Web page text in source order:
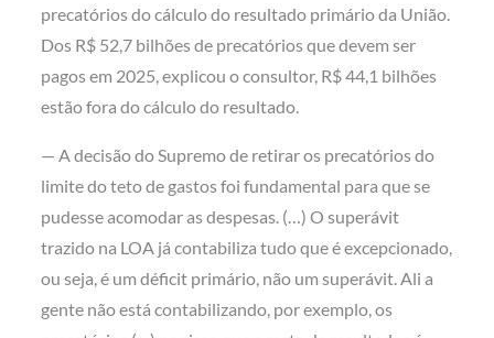
precatórios do cálculo do resultado primário da União.
Dos R$ 52,7 bilhões de precatórios que devem ser
pagos em 2025, explicou o consultor, R$ 44,1 bilhões
estão fora do cálculo do resultado.
— A decisão do Supremo de retirar os precatórios do
limite do teto de gastos foi fundamental para que se
pudesse acomodar as despesas. (…) O superávit
trazido na LOA já contabiliza tudo que é excepcionado,
ou seja, é um déficit primário, não um superávit. Ali a
gente não está contabilizando, por exemplo, os